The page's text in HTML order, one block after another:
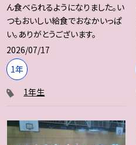
ん食べられるようになりました。い
つもおいしい給食でおなかいっぱ
い。ありがとうございます。
2026/07/17
1年
1年生